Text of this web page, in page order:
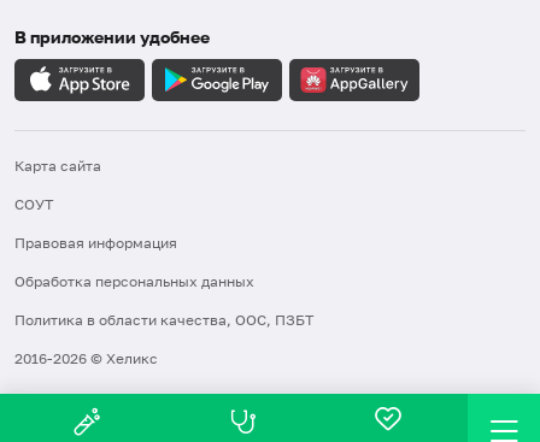
В приложении удобнее
Карта сайта
СОУТ
Правовая информация
Обработка персональных данных
Политика в области качества, ООС, ПЗБТ
2016-2026 © Хеликс